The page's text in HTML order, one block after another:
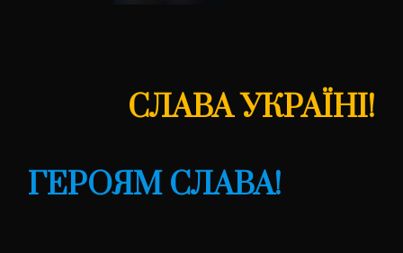
СЛАВА УКРАЇНІ!
ГЕРОЯМ СЛАВА!